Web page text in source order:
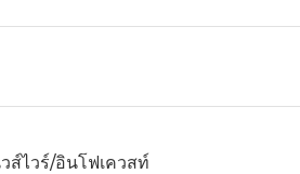
ส์ไวร์/อินโฟเควสท์